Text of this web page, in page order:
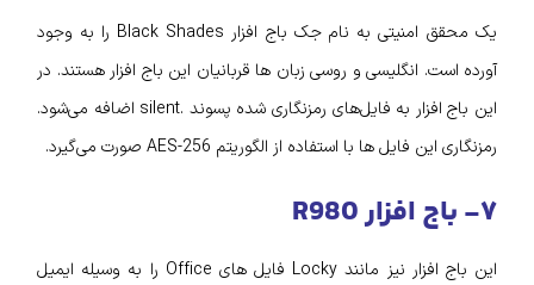
یک محقق امنیتی به نام جک باج افزار Black Shades را به وجود
آورده است. انگلیسی و روسی زبان‌ ها قربانیان این باج افزار هستند. در
این باج افزار به فایل‌های رمزنگاری شده پسوند .silent اضافه می‌شود.
رمزنگاری این فایل ها با استفاده از الگوریتم AES-256 صورت می‌گیرد.
۷- باج افزار R980
این باج افزار نیز مانند Locky فایل‌ های Office را به وسیله ایمیل‌